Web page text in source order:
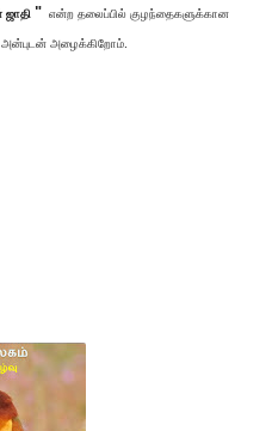
ஜாதி " என்ற தலைப்பில் குழந்தைகளுக்கான
அன்புடன் அழைக்கிறோம்.